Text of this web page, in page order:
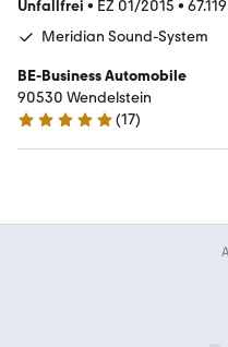
Unfallfrei • EZ 01/2015 •
Meridian Sound-System
BE-Business Automobile
90530 Wendelstein
4.9 Sterne
(17)